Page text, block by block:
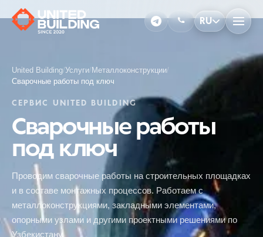
RU
United Building/Услуги/ Металлоконструкции/
Сварочные работы под ключ
СЕРВИС UNITED BUILDING
Сварочные работы
под ключ
Проводим сварочные работы на строительных площадках
и в составе монтажных процессов. Работаем с
металлоконструкциями, закладными элементами,
опорными узлами и другими проектными решениями по
Узбекистану.